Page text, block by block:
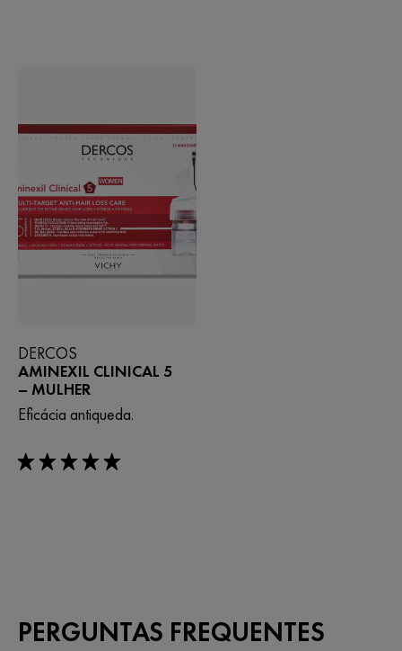
DERCOS
AMINEXIL CLINICAL 5
– MULHER
Eficácia antiqueda.
5/5
PERGUNTAS FREQUENTES